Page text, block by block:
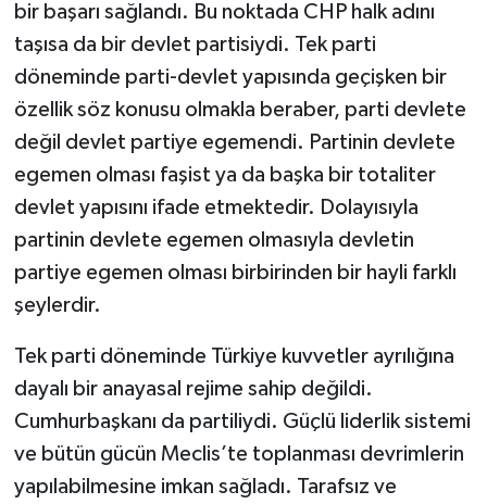
bir başarı sağlandı. Bu noktada CHP halk adını
taşısa da bir devlet partisiydi. Tek parti
döneminde parti-devlet yapısında geçişken bir
özellik söz konusu olmakla beraber, parti devlete
değil devlet partiye egemendi. Partinin devlete
egemen olması faşist ya da başka bir totaliter
devlet yapısını ifade etmektedir. Dolayısıyla
partinin devlete egemen olmasıyla devletin
partiye egemen olması birbirinden bir hayli farklı
şeylerdir.
Tek parti döneminde Türkiye kuvvetler ayrılığına
dayalı bir anayasal rejime sahip değildi.
Cumhurbaşkanı da partiliydi. Güçlü liderlik sistemi
ve bütün gücün Meclis’te toplanması devrimlerin
yapılabilmesine imkan sağladı. Tarafsız ve